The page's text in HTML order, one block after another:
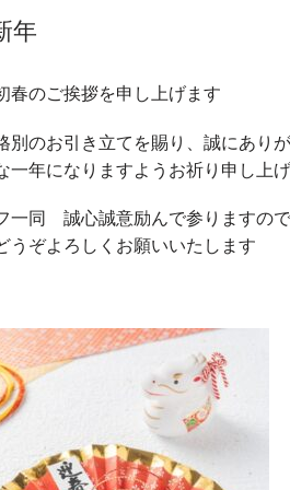
年
春のご挨拶を申し上げます
別のお引き立てを賜り、誠にあり
一年になりますようお祈り申し上
一同 誠心誠意励んで参りますので
うぞよろしくお願いいたします